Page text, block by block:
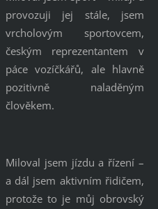
provozuji jej stále, jsem
vrcholovým sportovcem,
českým reprezentantem v
páce vozíčkářů, ale hlavně
pozitivně naladěným
člověkem.
Miloval jsem jízdu a řízení –
a dál jsem aktivním řidičem,
protože to je můj obrovský